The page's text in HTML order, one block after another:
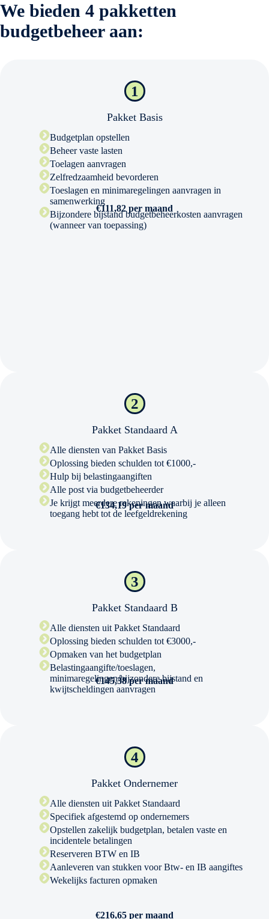
We bieden 4 pakketten
budgetbeheer aan:
1
Pakket Basis
Budgetplan opstellen
Beheer vaste lasten
Toelagen aanvragen
Zelfredzaamheid bevorderen
Toeslagen en minimaregelingen aanvragen in
samenwerking
Bijzondere bijstand budgetbeheerkosten aanvragen
(wanneer van toepassing)
€111,82 per maand
2
Pakket Standaard A
Alle diensten van Pakket Basis
Oplossing bieden schulden tot €1000,-
Hulp bij belastingaangiften
Alle post via budgetbeheerder
Je krijgt meerdere rekeningen waarbij je alleen
toegang hebt tot de leefgeldrekening
€134,19 per maand
3
Pakket Standaard B
Alle diensten uit Pakket Standaard
Oplossing bieden schulden tot €3000,-
Opmaken van het budgetplan
Belastingaangifte/toeslagen,
minimaregelingen/bijzondere bijstand en
kwijtscheldingen aanvragen
€145,38 per maand
4
Pakket Ondernemer
Alle diensten uit Pakket Standaard
Specifiek afgestemd op ondernemers
Opstellen zakelijk budgetplan, betalen vaste en
incidentele betalingen
Reserveren BTW en IB
Aanleveren van stukken voor Btw- en IB aangiftes
Wekelijks facturen opmaken
€216,65 per maand